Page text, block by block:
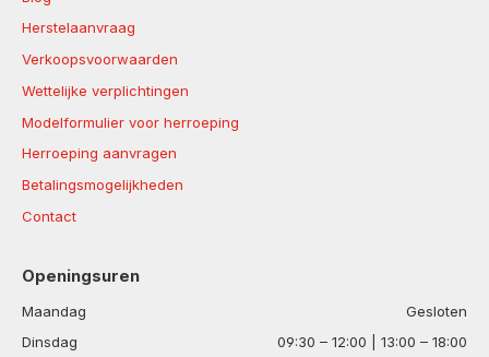
Herstelaanvraag
Verkoopsvoorwaarden
Wettelijke verplichtingen
Modelformulier voor herroeping
Herroeping aanvragen
Betalingsmogelijkheden
Contact
Openingsuren
Maandag
Gesloten
Dinsdag
09:30 – 12:00 | 13:00 – 18:00